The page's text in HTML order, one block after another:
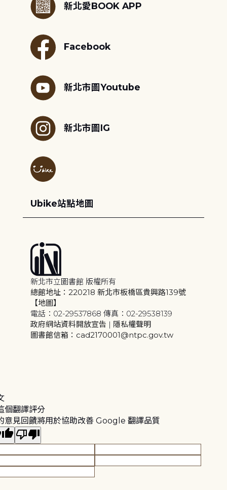
新北愛BOOK APP
Facebook
新北市圖Youtube
新北市圖IG
Ubike站點地圖
新北市立圖書館 版權所有
總館地址：220218 新北市板橋區貴興路139號
【地圖】
電話：02-29537868 傳真：02-29538139
政府網站資料開放宣告 | 隱私權聲明
圖書館信箱：cad2170001@ntpc.gov.tw
個翻譯評分
意見回饋將用於協助改善 Google 翻譯品質